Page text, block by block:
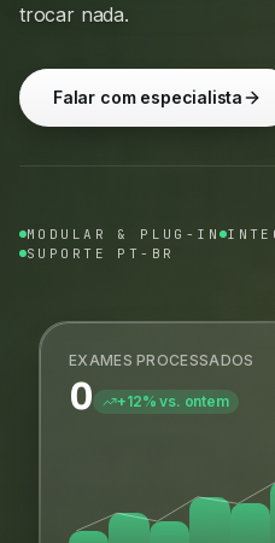
trocar nada.
Falar com especialista
MODULAR & PLUG-IN
SUPORTE PT-BR
EXAMES PROCESSADOS
0 +12% vs. ontem